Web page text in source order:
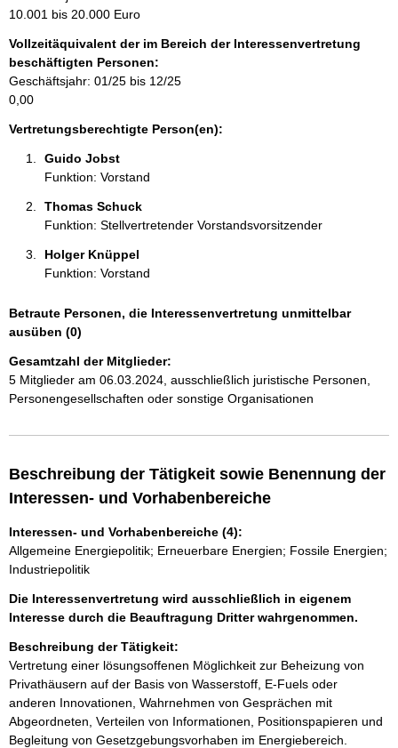
m
t
i
o
n
e
10.001 bis 20.000 Euro
Vollzeitäquivalent der im Bereich der Interessenvertretung
beschäftigten Personen:
Geschäftsjahr: 01/25 bis 12/25
0,00
Vertretungsberechtigte Person(en):
Guido Jobst
Funktion: Vorstand
Thomas Schuck
Funktion: Stellvertretender Vorstandsvorsitzender
Holger Knüppel
Funktion: Vorstand
Betraute Personen, die Interessenvertretung unmittelbar
ausüben (0)
Gesamtzahl der Mitglieder:
5 Mitglieder am 06.03.2024, ausschließlich juristische Personen,
Personengesellschaften oder sonstige Organisationen
Beschreibung der Tätigkeit sowie Benennung der
Interessen- und Vorhabenbereiche
Interessen- und Vorhabenbereiche (4):
Allgemeine Energiepolitik; Erneuerbare Energien; Fossile Energien;
Industriepolitik
Die Interessenvertretung wird ausschließlich in eigenem
Interesse durch die Beauftragung Dritter wahrgenommen.
Beschreibung der Tätigkeit:
Vertretung einer lösungsoffenen Möglichkeit zur Beheizung von
Privathäusern auf der Basis von Wasserstoff, E-Fuels oder
anderen Innovationen, Wahrnehmen von Gesprächen mit
Abgeordneten, Verteilen von Informationen, Positionspapieren und
Begleitung von Gesetzgebungsvorhaben im Energiebereich.